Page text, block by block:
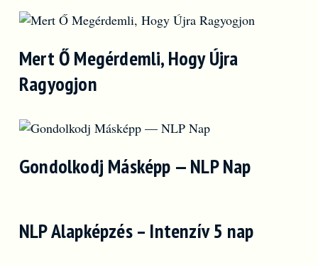
Mert Ő Megérdemli, Hogy Újra
Ragyogjon
Gondolkodj Másképp — NLP Nap
NLP Alapképzés – Intenzív 5 nap